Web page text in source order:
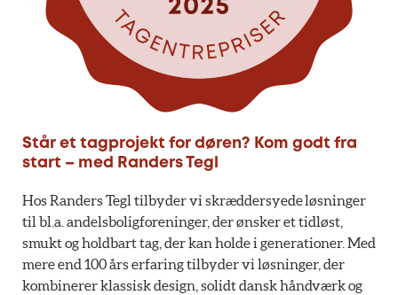
Står et tagprojekt for døren? Kom godt fra
start – med Randers Tegl
Hos Randers Tegl tilbyder vi skræddersyede løsninger
til bl.a. andelsboligforeninger, der ønsker et tidløst,
smukt og holdbart tag, der kan holde i generationer. Med
mere end 100 års erfaring tilbyder vi løsninger, der
kombinerer klassisk design, solidt dansk håndværk og